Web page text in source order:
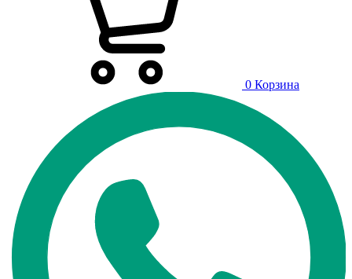
0 Корзина